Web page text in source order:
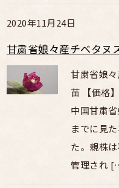
2020年11月24日
甘粛省娘々産チベタヌ
甘粛省娘
苗 【価格
中国甘粛
までに見
た。親株
管理され